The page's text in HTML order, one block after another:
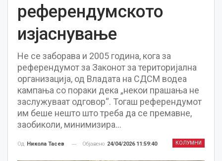
референдумското
изјаснување
Не се заборава и 2005 година, кога за
референдумот за Законот за територијална
организација, од Владата на СДСМ водеа
кампања со пораки дека „некои прашања не
заслужуваат одговор“. Тогаш референдумот
им беше нешто што треба да се премавне,
заобиколи, минимизира…
КОЛУМНИ
Од Никола Тасев Објавено 24/04/2026 11:59:40